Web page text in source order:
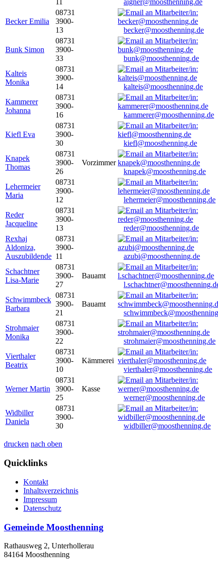
aigner@moosthenning.de
Becker Emilia
08731
3900-
13
becker@moosthenning.de
Bunk Simon
08731
3900-
33
bunk@moosthenning.de
Kalteis
Monika
08731
3900-
14
kalteis@moosthenning.de
Kammerer
Johanna
08731
3900-
16
kammerer@moosthenning.de
Kiefl Eva
08731
3900-
30
kiefl@moosthenning.de
Knapek
Thomas
08731
3900-
26
Vorzimmer
knapek@moosthenning.de
Lehermeier
Maria
08731
3900-
12
lehermeier@moosthenning.de
Reder
Jacqueline
08731
3900-
13
reder@moosthenning.de
Rexhaj
Aldoniza,
Auszubildende
08731
3900-
11
azubi@moosthenning.de
Schachtner
Lisa-Marie
08731
3900-
27
Bauamt
Schwimmbeck
Barbara
08731
3900-
21
Bauamt
Strohmaier
Monika
08731
3900-
22
strohmaier@moosthenning.de
Vierthaler
Beatrix
08731
3900-
10
Kämmerei
vierthaler@moosthenning.de
Werner Martin
08731
3900-
25
Kasse
werner@moosthenning.de
Widbiller
Daniela
08731
3900-
30
widbiller@moosthenning.de
drucken nach oben
Quicklinks
Kontakt
Inhaltsverzeichnis
Impressum
Datenschutz
Gemeinde Moosthenning
Rathausweg 2, Unterhollerau
84164 Moosthenning